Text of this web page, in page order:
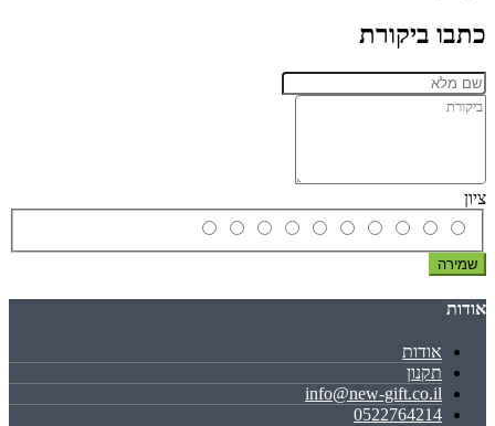
כתבו ביקורת
ציון
שמירה
אודות
אודות
תקנון
info@new-gift.co.il
0522764214